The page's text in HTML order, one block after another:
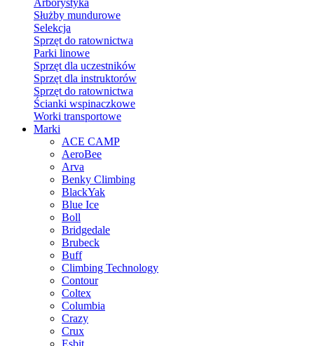
Arborystyka
Służby mundurowe
Selekcja
Sprzęt do ratownictwa
Parki linowe
Sprzęt dla uczestników
Sprzęt dla instruktorów
Sprzęt do ratownictwa
Ścianki wspinaczkowe
Worki transportowe
Marki
ACE CAMP
AeroBee
Arva
Benky Climbing
BlackYak
Blue Ice
Boll
Bridgedale
Brubeck
Buff
Climbing Technology
Contour
Coltex
Columbia
Crazy
Crux
Esbit